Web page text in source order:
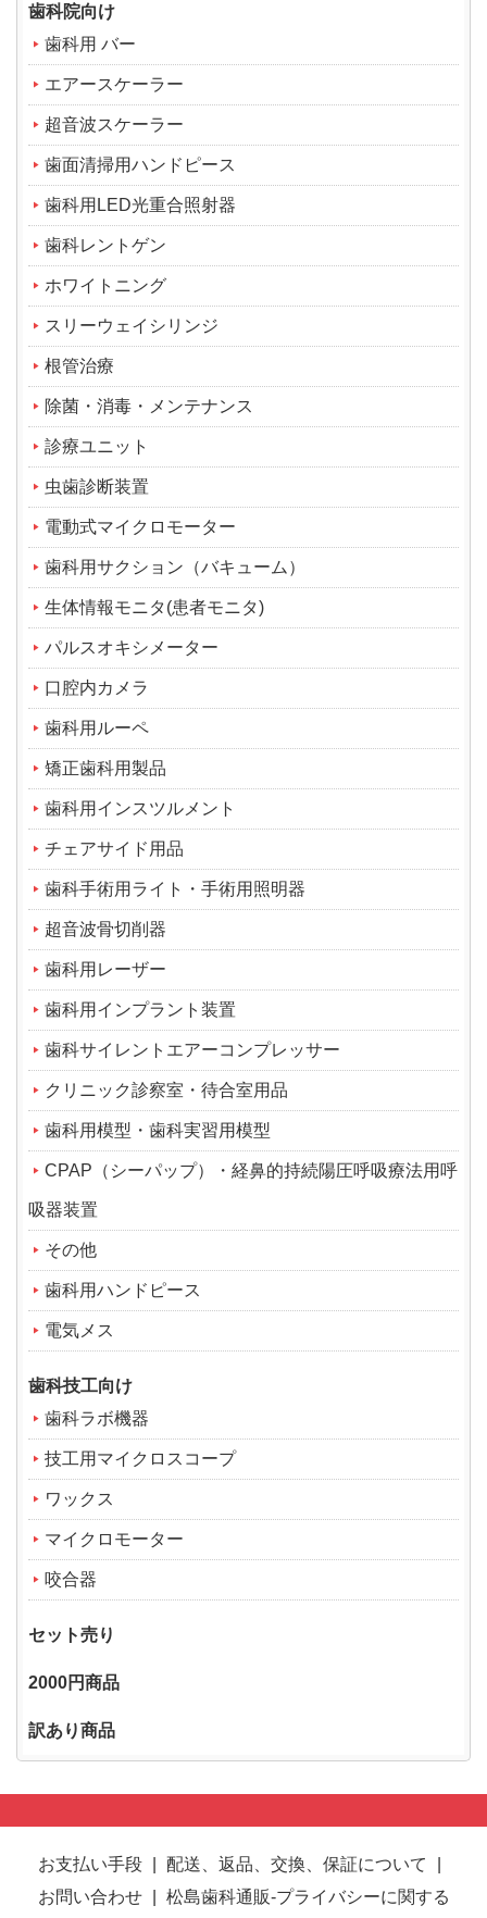
歯科院向け
歯科用 バー
エアースケーラー
超音波スケーラー
歯面清掃用ハンドピース
歯科用LED光重合照射器
歯科レントゲン
ホワイトニング
スリーウェイシリンジ
根管治療
除菌・消毒・メンテナンス
診療ユニット
虫歯診断装置
電動式マイクロモーター
歯科用サクション（バキューム）
生体情報モニタ(患者モニタ)
パルスオキシメーター
口腔内カメラ
歯科用ルーペ
矯正歯科用製品
歯科用インスツルメント
チェアサイド用品
歯科手術用ライト・手術用照明器
超音波骨切削器
歯科用レーザー
歯科用インプラント装置
歯科サイレントエアーコンプレッサー
クリニック診察室・待合室用品
歯科用模型・歯科実習用模型
CPAP（シーパップ）・経鼻的持続陽圧呼吸療法用呼
吸器装置
その他
歯科用ハンドピース
電気メス
歯科技工向け
歯科ラボ機器
技工用マイクロスコープ
ワックス
マイクロモーター
咬合器
セット売り
2000円商品
訳あり商品
お支払い手段 配送、返品、交換、保証について
お問い合わせ
松島歯科通販-プライバシーに関する